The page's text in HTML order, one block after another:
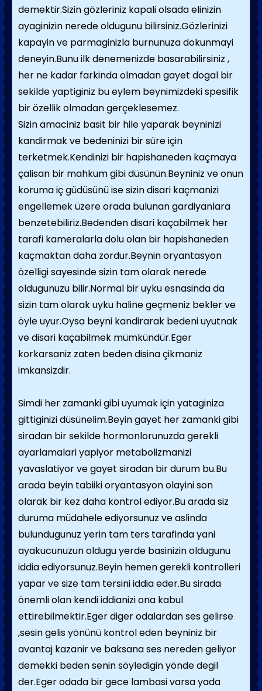
demektir.Sizin gözleriniz kapali olsada elinizin
ayaginizin nerede oldugunu bilirsiniz.Gözlerinizi
kapayin ve parmaginizla burnunuza dokunmayi
deneyin.Bunu ilk denemenizde basarabilirsiniz ,
her ne kadar farkinda olmadan gayet dogal bir
sekilde yaptiginiz bu eylem beynimizdeki spesifik
bir özellik olmadan gerçeklesemez.
Sizin amaciniz basit bir hile yaparak beyninizi
kandirmak ve bedeninizi bir süre için
terketmek.Kendinizi bir hapishaneden kaçmaya
çalisan bir mahkum gibi düsünün.Beyniniz ve onun
koruma iç güdüsünü ise sizin disari kaçmanizi
engellemek üzere orada bulunan gardiyanlara
benzetebiliriz.Bedenden disari kaçabilmek her
tarafi kameralarla dolu olan bir hapishaneden
kaçmaktan daha zordur.Beynin oryantasyon
özelligi sayesinde sizin tam olarak nerede
oldugunuzu bilir.Normal bir uyku esnasinda da
sizin tam olarak uyku haline geçmeniz bekler ve
öyle uyur.Oysa beyni kandirarak bedeni uyutnak
ve disari kaçabilmek mümkündür.Eger
korkarsaniz zaten beden disina çikmaniz
imkansizdir.
Simdi her zamanki gibi uyumak için yataginiza
gittiginizi düsünelim.Beyin gayet her zamanki gibi
siradan bir sekilde hormonlorunuzda gerekli
ayarlamalari yapiyor metabolizmanizi
yavaslatiyor ve gayet siradan bir durum bu.Bu
arada beyin tabiiki oryantasyon olayini son
olarak bir kez daha kontrol ediyor.Bu arada siz
duruma müdahele ediyorsunuz ve aslinda
bulundugunuz yerin tam ters tarafinda yani
ayakucunuzun oldugu yerde basinizin oldugunu
iddia ediyorsunuz.Beyin hemen gerekli kontrolleri
yapar ve size tam tersini iddia eder.Bu sirada
önemli olan kendi iddianizi ona kabul
ettirebilmektir.Eger diger odalardan ses gelirse
,sesin gelis yönünü kontrol eden beyniniz bir
avantaj kazanir ve baksana ses nereden geliyor
demekki beden senin söyledigin yönde degil
der.Eger odada bir gece lambasi varsa yada